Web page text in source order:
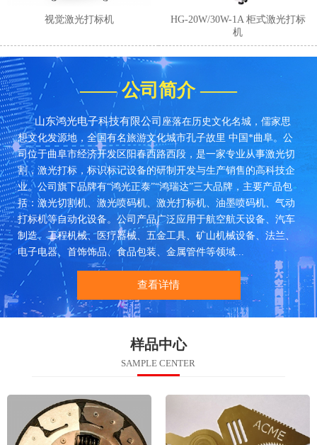
视觉激光打标机
HG-20W/30W-1A 柜式激光打标
机
—— 公司简介 ——
山东鸿光电子科技有限公司 座落在历史文化名城，儒家思
想文化发源地，全国有名旅游文化城市孔子故里 中国*曲阜。公
司位于曲阜市经济开发区阳春西路西段，是一家专业从事激光切
割，激光打标，标识标记设备的研制开发与生产销售的高科技企
业。公司旗下品牌有“鸿光正泰”“鸿瑞达”三大品牌，主要产品包
括：激光切割机、激光喷码机、激光打标机、油墨喷码机、气动
打标机等自动化设备。公司产品广泛应用于航空航天设备、汽车
制造、工程机械、医疗器械、五金工具、矿山机械设备、法兰、
电子电器、首饰饰品、食品包装、金属管件等领域...
查看详情
样品中心
SAMPLE CENTER